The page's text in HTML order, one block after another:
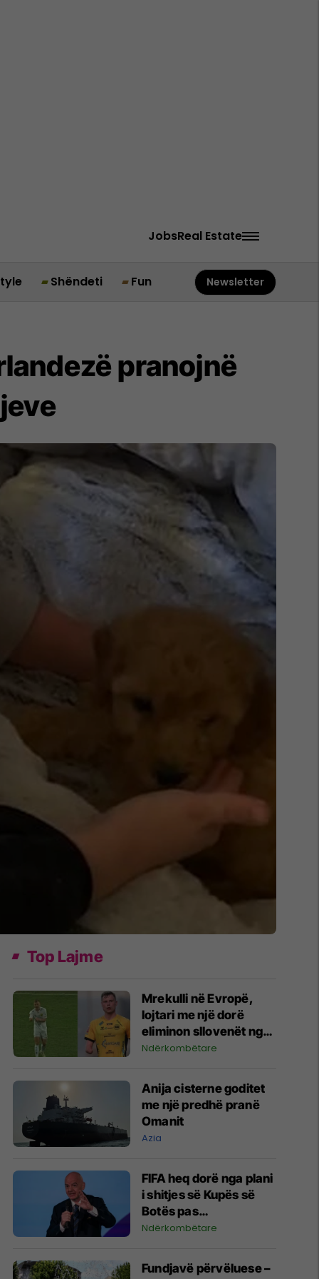
JobsReal Estate
Shëndeti Fun Newsletter
pranojnë
Top Lajme
Mrekulli në Evropë,
lojtari me një dorë
eliminon sllovenët nga
Liga e Konferencës
Ndërkombëtare
Anija cisterne goditet
me një predhë pranë
Omanit
Azia
FIFA heq dorë nga plani
i shitjes së Kupës së
Botës pas
kërcënimeve të mëdha
dhe konfederatat tjera
Ndërkombëtare
Fundjavë përvëluese –